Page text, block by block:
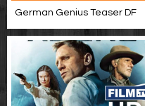
German Genius Teaser DF